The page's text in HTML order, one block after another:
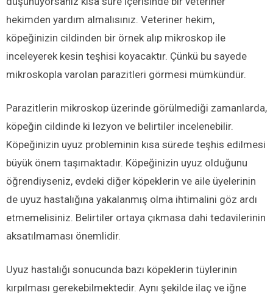
hekimden yardım almalısınız. Veteriner hekim,
köpeğinizin cildinden bir örnek alıp mikroskop ile
inceleyerek kesin teşhisi koyacaktır. Çünkü bu sayede
mikroskopla varolan parazitleri görmesi mümkündür.
Parazitlerin mikroskop üzerinde görülmediği zamanlarda,
köpeğin cildinde ki lezyon ve belirtiler incelenebilir.
Köpeğinizin uyuz probleminin kısa sürede teşhis edilmesi
büyük önem taşımaktadır. Köpeğinizin uyuz olduğunu
öğrendiyseniz, evdeki diğer köpeklerin ve aile üyelerinin
de uyuz hastalığına yakalanmış olma ihtimalini göz ardı
etmemelisiniz. Belirtiler ortaya çıkmasa dahi tedavilerinin
aksatılmaması önemlidir.
Uyuz hastalığı sonucunda bazı köpeklerin tüylerinin
kırpılması gerekebilmektedir. Aynı şekilde ilaç ve iğne